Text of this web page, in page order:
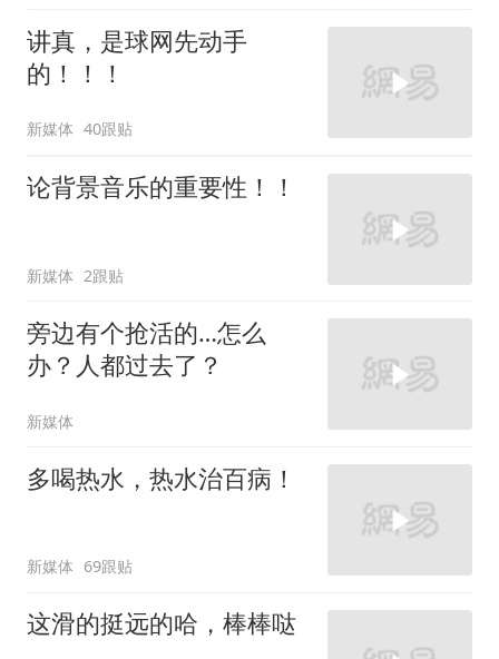
讲真，是球网先动手
的！！！
新媒体 40跟贴
论背景音乐的重要性！！
新媒体 2跟贴
旁边有个抢活的…怎么
办？人都过去了？
新媒体
多喝热水，热水治百病！
新媒体 69跟贴
这滑的挺远的哈，棒棒哒